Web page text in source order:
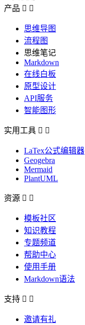
产品  
思维导图
流程图
思维笔记
Markdown
在线白板
原型设计
API服务
智能图形
实用工具  
LaTex公式编辑器
Geogebra
Mermaid
PlantUML
资源  
模板社区
知识教程
专题频道
帮助中心
使用手册
Markdown语法
支持  
邀请有礼